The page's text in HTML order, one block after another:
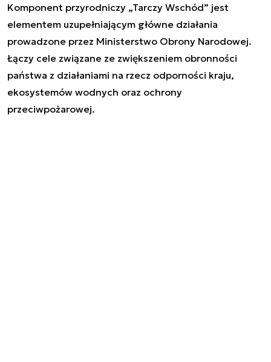
Komponent przyrodniczy „Tarczy Wschód” jest
elementem uzupełniającym główne działania
prowadzone przez Ministerstwo Obrony Narodowej.
Łączy cele związane ze zwiększeniem obronności
państwa z działaniami na rzecz odporności kraju,
ekosystemów wodnych oraz ochrony
przeciwpożarowej.